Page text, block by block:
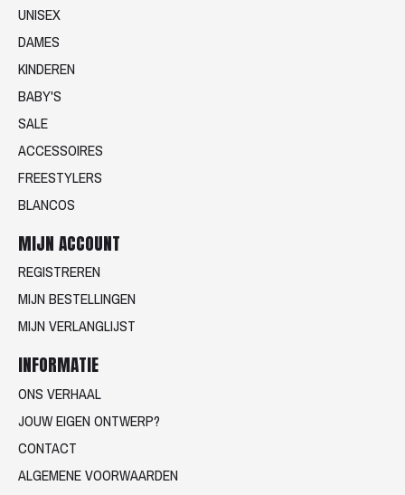
UNISEX
DAMES
KINDEREN
BABY'S
SALE
ACCESSOIRES
FREESTYLERS
BLANCOS
MIJN ACCOUNT
REGISTREREN
MIJN BESTELLINGEN
MIJN VERLANGLIJST
INFORMATIE
ONS VERHAAL
JOUW EIGEN ONTWERP?
CONTACT
ALGEMENE VOORWAARDEN